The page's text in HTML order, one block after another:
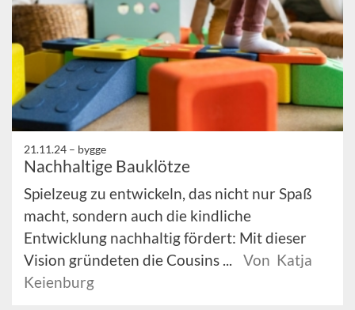
21.11.24 – bygge
Nachhaltige Bauklötze
Spielzeug zu entwickeln, das nicht nur Spaß
macht, sondern auch die kindliche
Entwicklung nachhaltig fördert: Mit dieser
Vision gründeten die Cousins ...
Von Katja
Keienburg